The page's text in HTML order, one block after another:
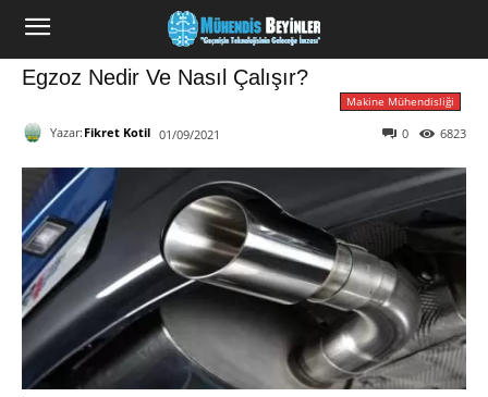
Egzoz Nedir Ve Nasıl Çalışır?
Makine Mühendisliği
Yazar: Fikret Kotil 01/09/2021 6823
0